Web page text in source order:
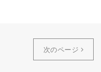
次のページ